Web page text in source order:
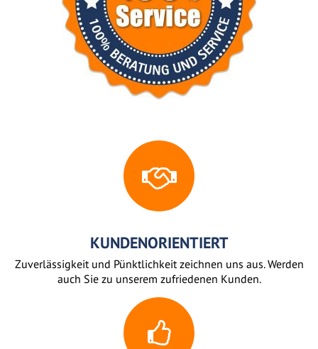
KUNDENORIENTIERT
Zuverlässigkeit und Pünktlichkeit zeichnen uns aus. Werden
auch Sie zu unserem zufriedenen Kunden.